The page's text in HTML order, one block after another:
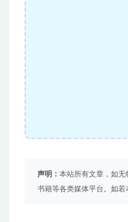
声明： 本站所有文章，如
书籍等各类媒体平台。如若